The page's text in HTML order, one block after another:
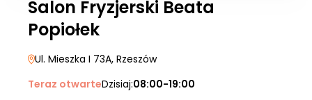
Salon Fryzjerski Beata
Popiołek
Ul. Mieszka I 73A, Rzeszów
Teraz otwarteDzisiaj:08:00-19:00